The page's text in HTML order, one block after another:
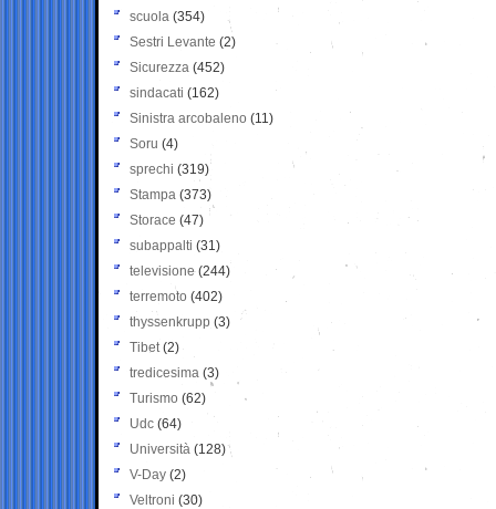
scuola (354)
Sestri Levante (2)
Sicurezza (452)
sindacati (162)
Sinistra arcobaleno (11)
Soru (4)
sprechi (319)
Stampa (373)
Storace (47)
subappalti (31)
televisione(244)
terremoto (402)
thyssenkrupp (3)
Tibet(2)
tredicesima (3)
Turismo (62)
Udc (64)
Università (128)
V-Day (2)
Veltroni (30)